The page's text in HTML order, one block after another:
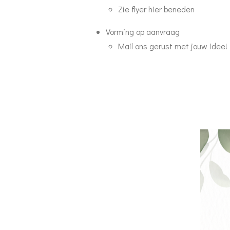
Zie flyer hier beneden
Vorming op aanvraag
Mail ons gerust met jouw idee!